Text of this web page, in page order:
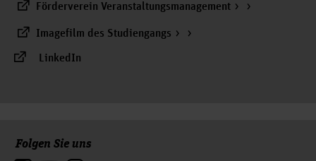
Förderverein Veranstaltungsmanagement
Imagefilm des Studiengangs
LinkedIn
Folgen Sie uns